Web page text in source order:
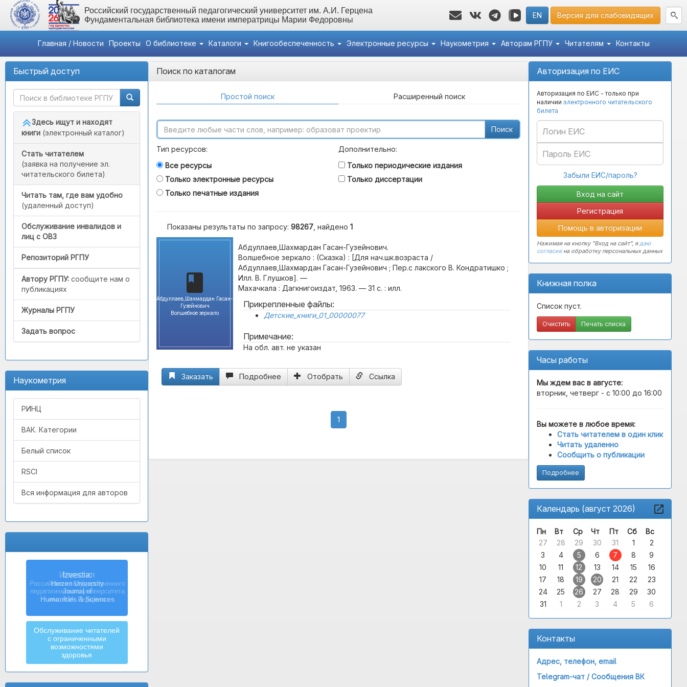
Российский государственный педагогический университет им. А.И. Герцена
Фундаментальная библиотека имени императрицы Марии Федоровны
EN Версия для слабовидящих
Главная / Новости Проекты О библиотеке Каталоги Книгообеспеченность Электронные ресурсы Наукометрия Авторам РГПУ Читателям Контакты
Быстрый доступ
Здесь ищут и находят
книги (электронный каталог)
Стать читателем
(заявка на получение эл.
читательского билета)
Читать там, где вам удобно
(удаленный доступ)
Обслуживание инвалидов и
лиц с ОВЗ
Репозиторий РГПУ
Автору РГПУ: сообщите нам о
публикациях
Журналы РГПУ
Задать вопрос
Наукометрия
РИНЦ
ВАК. Категории
Белый список
RSCI
Вся информация для авторов
Izvestia:
Herzen University
Journal of
Humanities & Sciences
Обслуживание читателей
с ограниченными
возможностями
здоровья
Авторизация по ЕИС
Авторизация по ЕИС - только при
наличии электронного читательского
билета
Забыли ЕИС/пароль?
Регистрация
Помощь в авторизации
Нажимая на кнопку "Вход на сайт", ядаю
согласиена обработку персональных данных
Книжная полка
Список пуст.
Очистить Печать списка
Часы работы
Мы ждем вас в августе:
вторник, четверг - с 10:00 до 16:00
Вы можете в любое время:
Стать читателем в один клик
Читать удаленно
Сообщить о публикации
Подробнее
Календарь (август 2026)
Пн Вт Ср Чт Пт Сб
Вс
27
28 29 30 31 1
2
3
4 5 6 7 8
9
10
11 12 13 14 15
16
17
18 19 20 21 22
23
24
25 26 27 28 29
30
31
1 2 3 4 5 6
Контакты
Адрес, телефон, email
Telegram-чат /Сообщения ВК
Поиск по каталогам
Простой поиск Расширенный поиск
Поиск
Тип ресурсов:
Все ресурсы
Только электронные ресурсы
Только печатные издания
Дополнительно:
Только периодические издания
Только диссертации
Показаны результаты по запросу: 98267 , найдено 1
Абдуллаев,Шахмардан Гасан-
Гузейнович
Волшебное зеркало
Абдуллаев,Шахмардан Гасан-Гузейнович.
Волшебное зеркало : (Сказка) : [Для нач.шк.возраста /
Абдуллаев,Шахмардан Гасан-Гузейнович ; Пер.с лакского В. Кондратишко ;
Илл. В. Глушков]. —
Махачкала : Дагкнигоиздат, 1963. — 31 с. : илл.
Прикрепленные файлы:
Детские_книги_01_00000077
Примечание:
На обл. авт. не указан
Заказать Подробнее Отобрать Ссылка
1(current)